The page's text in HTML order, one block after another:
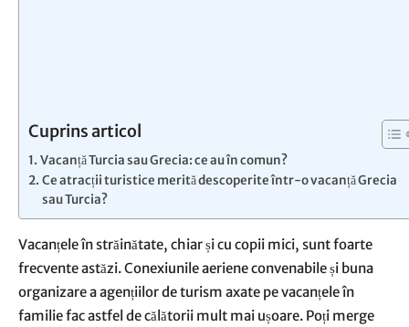
Cuprins articol
Vacanță Turcia sau Grecia: ce au în comun?
Ce atracții turistice merită descoperite într-o vacanță Grecia
sau Turcia?
Vacanțele în străinătate, chiar și cu copii mici, sunt foarte
frecvente astăzi. Conexiunile aeriene convenabile și buna
organizare a agențiilor de turism axate pe vacanțele în
familie fac astfel de călătorii mult mai ușoare. Poți merge